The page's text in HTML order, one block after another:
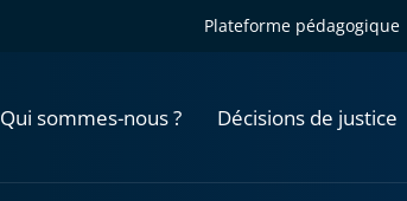
Plateforme pédagogique
Qui sommes-nous ? Décisions de justice